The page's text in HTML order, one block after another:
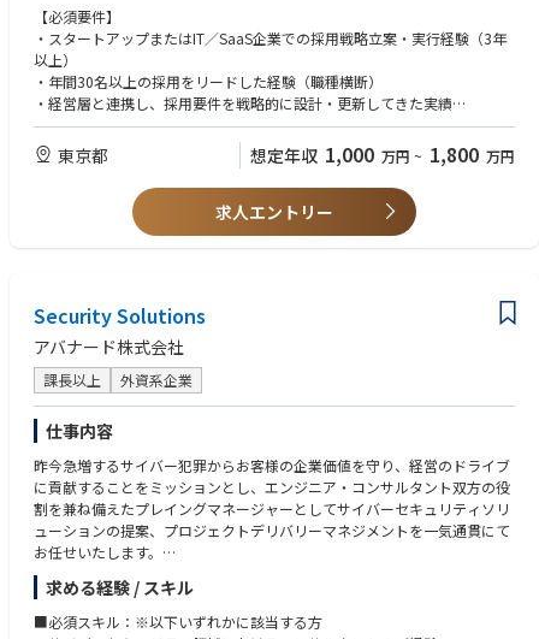
■ ミッション
経営戦略と一体化した採用戦略を描き、“組織の成長曲線”を“採用の仕組
み”で再現していただくポジションです。
業務イメージ：
・各事業の成長計画と人材要件を連動させ、最適な採用ポートフォリオを
設計
・採用チャネル・ブランディング・選考プロセスを再構築し、スピードと
・採用活動を「オペレーション」から「経営レバー」へと引き上げる
【1】採用戦略の立案・推進
・事業戦略・組織戦略に基づく採用計画の改変
・採用ポジションの優先順位設計・採用目標の定量化
・CEO・各部門責任者との採用要件定義／要件策定ミーティングのリード
【2】採用プロセス設計・実行
・スカウト・エージェント・リファラル・ダイレクトリクルーティングの
最適化
・面接設計・評価基準策定・カルチャーフィット定義の整備
・採用進捗KPI（応募〜内定〜入社）のモニタリング／改善サイクル構築
【3】採用チームの立ち上げ・マネジメント
・採用担当者・コーディネーター・広報担当のマネジメント
・採用プロセスのオペレーション標準化／自動化／データ化
・採用ナレッジの体系化（Notion・ATS・Slack等の基盤整備）
【必須要件】
・スタートアップまたはIT／SaaS企業での採用戦略立案・実行経験（3年
以上）
・年間30名以上の採用をリードした経験（職種横断）
・経営層と連携し、採用要件を戦略的に設計・更新してきた実績
・採用KPIの設計・分析・改善の実務経験
・ATS・スカウトツール・CRM等の運用・改善経験
・部門責任者・経営層・エージェント・候補者を巻き込む調整力
・経営課題を採用課題へ翻訳できる思考力
・採用広報や面接官育成など、社内外をリードできる発信力
・経営企画／HRBP／事業推進との協働経験
・ダイレクトリクルーティング／リファラル採用の成功事例
・データドリブンHR（採用分析・レポーティング）への知見
【求める人物像】
・経営戦略を採用戦略に翻訳し、実行まで落とし込める方
・採用活動を「仕組み」としてスケールさせる視点を持つ方
・現場に深く入り、スピード感を持って意思決定できる方
・変化の激しい環境でも、柔軟に課題を発見・解決できる方
・採用を“会社を強くする経営行為”と捉えられる方
東京都 想定年収 1,000 万円 ~ 1,800 万円
求人エントリー
Security Solutions
アバナード株式会社
課長以上 外資系企業
仕事内容
昨今急増するサイバー犯罪からお客様の企業価値を守り、経営のドライブ
に貢献することをミッションとし、エンジニア・コンサルタント双方の役
割を兼ね備えたプレイングマネージャーとしてサイバーセキュリティソリ
ューションの提案、プロジェクトデリバリーマネジメントを一気通貫にて
お任せいたします。
【セキュリティソリューション領域】
ご経験を考慮したうえで以下いずれかの領域を担当いただきます。
求める経験 / スキル
■必須スキル：※以下いずれかに該当する方